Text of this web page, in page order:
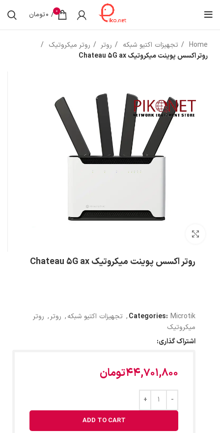
0
/
0تومان
Home تجهیزات اکتیو شبکه روتر
روتر میکروتیک
روتر اکسس پوینت میکروتیک Chateau 5G ax
روتر اکسس پوینت میکروتیک Chateau 5G ax
Categories: Microtik
, تجهیزات اکتیو شبکه, روتر , روتر
میکروتیک
اشتراک گذاری:
44,701,800تومان
ADD TO CART